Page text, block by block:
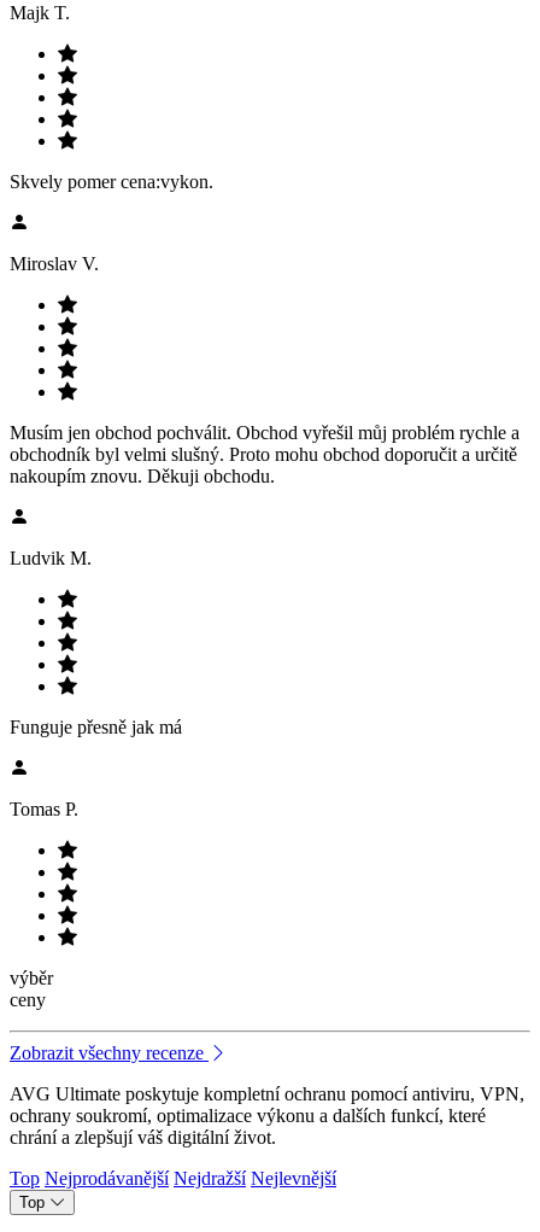
Majk T.
Skvely pomer cena:vykon.
Miroslav V.
Musím jen obchod pochválit. Obchod vyřešil můj problém rychle a
obchodník byl velmi slušný. Proto mohu obchod doporučit a určitě
nakoupím znovu. Děkuji obchodu.
Ludvik M.
Funguje přesně jak má
Tomas P.
výběr
ceny
Zobrazit všechny recenze
AVG Ultimate poskytuje kompletní ochranu pomocí antiviru, VPN,
ochrany soukromí, optimalizace výkonu a dalších funkcí, které
chrání a zlepšují váš digitální život.
Top Nejprodávanější Nejdražší Nejlevnější
Top